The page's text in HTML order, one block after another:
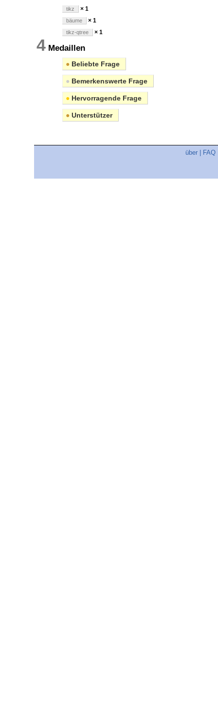
tikz × 1
bäume × 1
tikz-qtree × 1
4 Medaillen
● Beliebte Frage
● Bemerkenswerte Frage
● Hervorragende Frage
● Unterstützer
über FAQ